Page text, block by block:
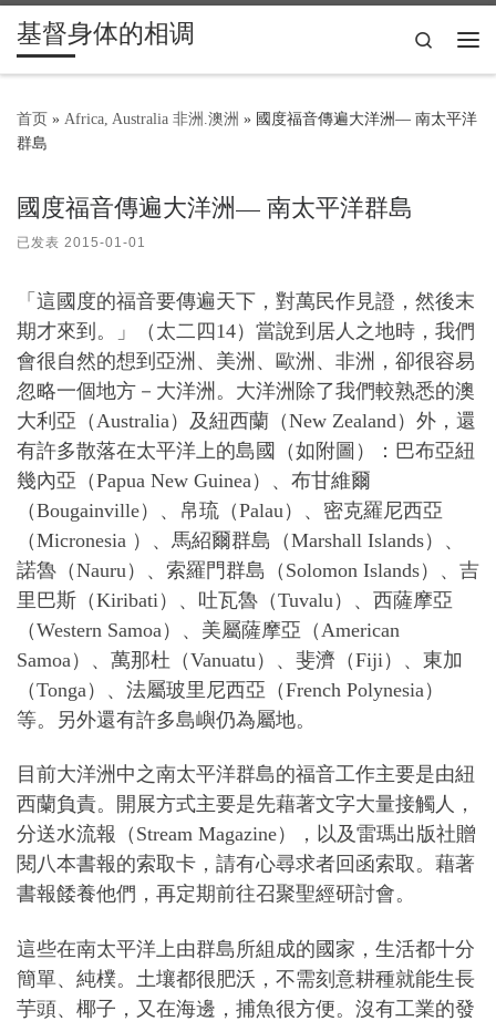
Skip to content
基督身体的相调
Search
首页 » Africa, Australia 非洲.澳洲 » 國度福音傳遍大洋洲–– 南太平洋
群島
國度福音傳遍大洋洲–– 南太平洋群島
已发表 2015-01-01
「這國度的福音要傳遍天下，對萬民作見證，然後末
期才來到。」（太二四14）當說到居人之地時，我們
會很自然的想到亞洲、美洲、歐洲、非洲，卻很容易
忽略一個地方－大洋洲。大洋洲除了我們較熟悉的澳
大利亞（Australia）及紐西蘭（New Zealand）外，還
有許多散落在太平洋上的島國（如附圖）：巴布亞紐
幾內亞（Papua New Guinea）、布甘維爾
（Bougainville）、帛琉（Palau）、密克羅尼西亞
（Micronesia ）、馬紹爾群島（Marshall Islands）、
諾魯（Nauru）、索羅門群島（Solomon Islands）、吉
里巴斯（Kiribati）、吐瓦魯（Tuvalu）、西薩摩亞
（Western Samoa）、美屬薩摩亞（American
Samoa）、萬那杜（Vanuatu）、斐濟（Fiji）、東加
（Tonga）、法屬玻里尼西亞（French Polynesia）
等。另外還有許多島嶼仍為屬地。
目前大洋洲中之南太平洋群島的福音工作主要是由紐
西蘭負責。開展方式主要是先藉著文字大量接觸人，
分送水流報（Stream Magazine），以及雷瑪出版社贈
閱八本書報的索取卡，請有心尋求者回函索取。藉著
書報餧養他們，再定期前往召聚聖經研討會。
這些在南太平洋上由群島所組成的國家，生活都十分
簡單、純樸。土壤都很肥沃，不需刻意耕種就能生長
芋頭、椰子，又在海邊，捕魚很方便。沒有工業的發